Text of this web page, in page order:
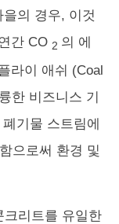
의 경우, 이것
간 CO 2 의 에
라이 애쉬 (Coal
한 비즈니스 기
기물 스트림에
으로써 환경 및
크리트를 유일한